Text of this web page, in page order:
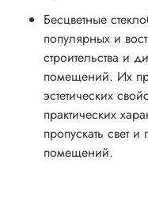
Бесцветные
популярных и
строительства и
помещений. Их
эстетических
практических
пропускать свет и
помещений.